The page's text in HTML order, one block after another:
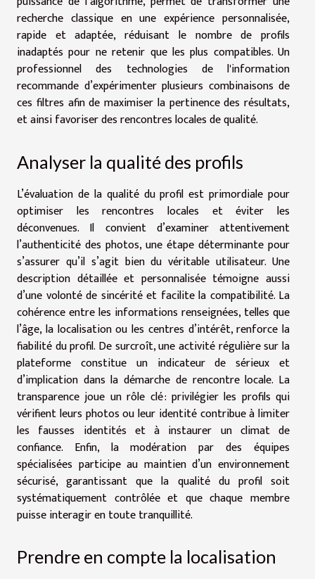
recherche classique en une expérience personnalisée,
rapide et adaptée, réduisant le nombre de profils
inadaptés pour ne retenir que les plus compatibles. Un
professionnel des technologies de l'information
recommande d’expérimenter plusieurs combinaisons de
ces filtres afin de maximiser la pertinence des résultats,
et ainsi favoriser des rencontres locales de qualité.
Analyser la qualité des profils
L’évaluation de la qualité du profil est primordiale pour
optimiser les rencontres locales et éviter les
déconvenues. Il convient d’examiner attentivement
l’authenticité des photos, une étape déterminante pour
s’assurer qu’il s’agit bien du véritable utilisateur. Une
description détaillée et personnalisée témoigne aussi
d’une volonté de sincérité et facilite la compatibilité. La
cohérence entre les informations renseignées, telles que
l’âge, la localisation ou les centres d’intérêt, renforce la
fiabilité du profil. De surcroît, une activité régulière sur la
plateforme constitue un indicateur de sérieux et
d’implication dans la démarche de rencontre locale. La
transparence joue un rôle clé : privilégier les profils qui
vérifient leurs photos ou leur identité contribue à limiter
les fausses identités et à instaurer un climat de
confiance. Enfin, la modération par des équipes
spécialisées participe au maintien d’un environnement
sécurisé, garantissant que la qualité du profil soit
systématiquement contrôlée et que chaque membre
puisse interagir en toute tranquillité.
Prendre en compte la localisation